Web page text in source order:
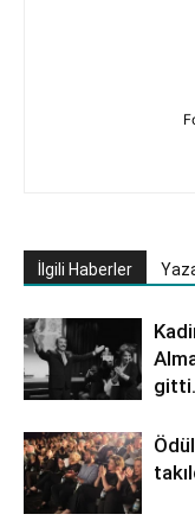
İlgili Haberler